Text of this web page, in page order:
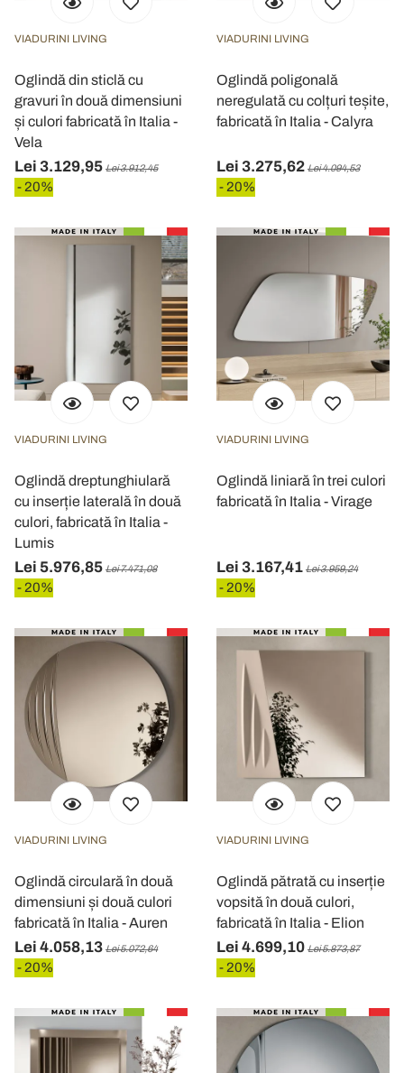
VIADURINI LIVING
Oglindă din sticlă cu
gravuri în două dimensiuni
și culori fabricată în Italia -
Vela
Lei 3.129,95 Lei 3.912,45
- 20%
VIADURINI LIVING
Oglindă poligonală
neregulată cu colțuri teșite,
fabricată în Italia - Calyra
Lei 3.275,62 Lei 4.094,53
- 20%
VIADURINI LIVING
Oglindă dreptunghiulară
cu inserție laterală în două
culori, fabricată în Italia -
Lumis
Lei 5.976,85 Lei 7.471,08
- 20%
VIADURINI LIVING
Oglindă liniară în trei culori
fabricată în Italia - Virage
Lei 3.167,41 Lei 3.959,24
- 20%
VIADURINI LIVING
Oglindă circulară în două
dimensiuni și două culori
fabricată în Italia - Auren
Lei 4.058,13 Lei 5.072,64
- 20%
VIADURINI LIVING
Oglindă pătrată cu inserție
vopsită în două culori,
fabricată în Italia - Elion
Lei 4.699,10 Lei 5.873,87
- 20%